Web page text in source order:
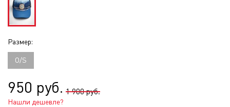
Размер:
O/S
950 руб. 1 900 руб.
Нашли дешевле?